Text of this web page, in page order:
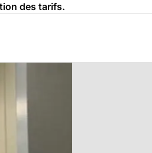
des tarifs.